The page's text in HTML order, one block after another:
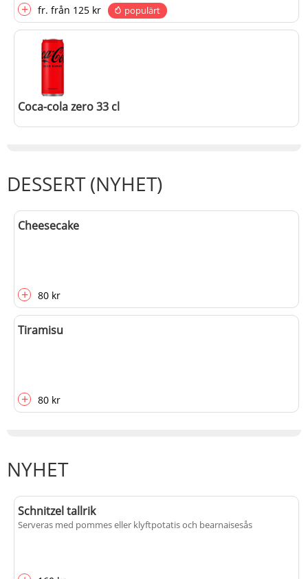
+ fr. från 125 kr populärt
Coca-cola zero 33 cl
+ 25 kr populärt
DESSERT (NYHET)
Cheesecake
+ 80 kr
Tiramisu
+ 80 kr
NYHET
Schnitzel tallrik
Serveras med pommes eller klyftpotatis och bearnaisesås